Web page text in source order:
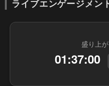
ライブエンゲージメン
盛り上
01:37:00